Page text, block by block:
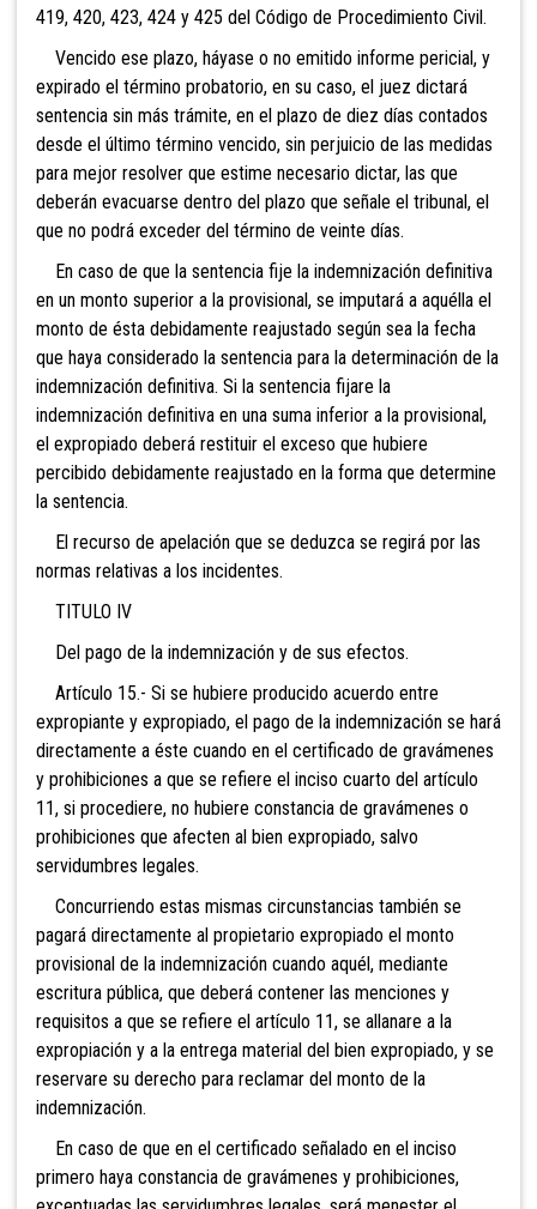
419, 420, 423, 424 y 425 del Código de Procedimiento Civil.
Vencido ese plazo, háyase o no emitido informe pericial, y
expirado el término probatorio, en su caso, el juez dictará
sentencia sin más trámite, en el plazo de diez días contados
desde el último término vencido, sin perjuicio de las medidas
para mejor resolver que estime necesario dictar, las que
deberán evacuarse dentro del plazo que señale el tribunal, el
que no podrá exceder del término de veinte días.
En caso de que la sentencia fije la indemnización definitiva
en un monto superior a la provisional, se imputará a aquélla el
monto de ésta debidamente reajustado según sea la fecha
que haya considerado la sentencia para la determinación de la
indemnización definitiva. Si la sentencia fijare la
indemnización definitiva en una suma inferior a la provisional,
el expropiado deberá restituir el exceso que hubiere
percibido debidamente reajustado en la forma que determine
la sentencia.
El recurso de apelación que se deduzca se regirá por las
normas relativas a los incidentes.
TITULO IV
Del pago de la indemnización y de sus efectos.
Artículo 15.- Si se hubiere producido acuerdo entre
expropiante y expropiado, el pago de la indemnización se hará
directamente a éste cuando en el certificado de gravámenes
y prohibiciones a que se refiere el inciso cuarto del artículo
11, si procediere, no hubiere constancia de gravámenes o
prohibiciones que afecten al bien expropiado, salvo
servidumbres legales.
Concurriendo estas mismas circunstancias también se
pagará directamente al propietario expropiado el monto
provisional de la indemnización cuando aquél, mediante
escritura pública, que deberá contener las menciones y
requisitos a que se refiere el artículo 11, se allanare a la
expropiación y a la entrega material del bien expropiado, y se
reservare su derecho para reclamar del monto de la
indemnización.
En caso de que en el certificado señalado en el inciso
primero haya constancia de gravámenes y prohibiciones,